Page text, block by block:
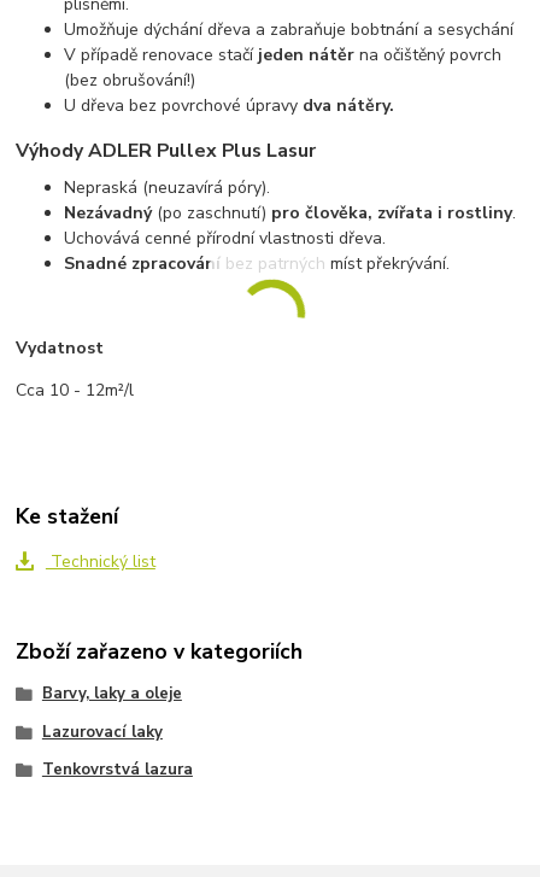
Umožňuje dýchání dřeva a zabraňuje bobtnání a sesychání
V případě renovace stačí jeden nátěr na očištěný povrch
(bez obrušování!)
U dřeva bez povrchové úpravy dva nátěry.
Výhody ADLER Pullex Plus Lasur
Nepraská (neuzavírá póry).
Nezávadný(po zaschnutí) pro člověka, zvířata i rostliny.
Uchovává cenné přírodní vlastnosti dřeva.
Snadné zpracování bez patrných míst překrývání.
Vydatnost
Cca 10 - 12m²/l
Ke stažení
Technický list
Zboží zařazeno v kategoriích
Barvy, laky a oleje
Lazurovací laky
Tenkovrstvá lazura